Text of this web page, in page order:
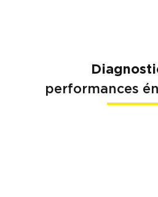
performances